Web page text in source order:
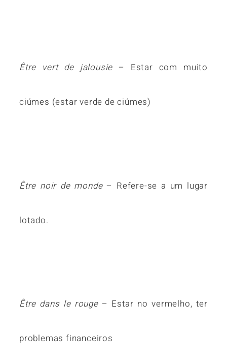
Être vert de jalousie – Estar com muito
ciúmes (estar verde de ciúmes)
Être noir de monde– Refere-se a um lugar
lotado.
Être dans le rouge– Estar no vermelho, ter
problemas financeiros